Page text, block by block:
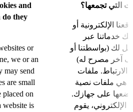
and
they
or
we or an
may send
are small
placed on
website is
التي تجمعها؟
الإلكترونية أو
خدماتنا عبر
لك (بواسطتنا أو
آخر مصرح له)
ملفات
هي ملفات نصية
على جهازك.
الإلكتروني، يقوم